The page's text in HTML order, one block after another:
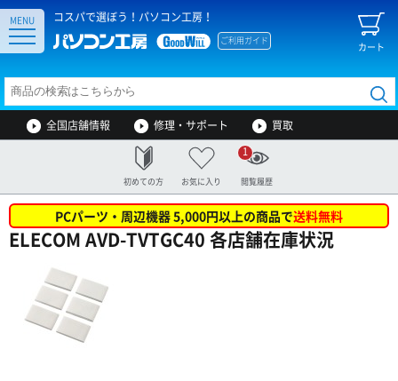
コスパで選ぼう！パソコン工房！
カート
ご利用ガイド
MENU
全国店舗情報 修理・サポート 買取
初めての方 お気に入り 閲覧履歴
1
PCパーツ・周辺機器 5,000円以上の商品で送料無料
ELECOM AVD-TVTGC40 各店舗在庫状況